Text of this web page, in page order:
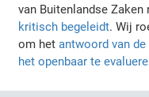
van Buitenlandse
kritisch begeleidt. Wij
om hetantwoord van
het openbaar te